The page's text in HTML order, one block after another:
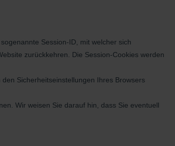
Session-ID, mit welcher sich
zurückkehren. Die Session-Cookies werden
Sicherheitseinstellungen Ihres Browsers
Wir weisen Sie darauf hin, dass Sie eventuell